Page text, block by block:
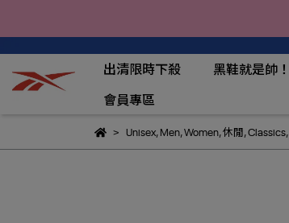
出清限時下殺 黑鞋就是帥！
會員專區
Unisex,Men,Women,休閒,Classics,